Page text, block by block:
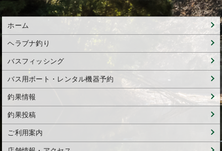
ホーム
ヘラブナ釣り
バスフィッシング
バス用ボート・レンタル機器予約
釣果情報
釣果投稿
ご利用案内